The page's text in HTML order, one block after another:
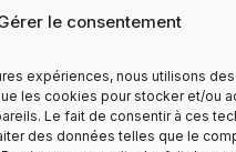
le consentement
expériences, nous utilisons des
les cookies pour stocker et/ou
Le fait de consentir à ces
des données telles que le
Peut-Être